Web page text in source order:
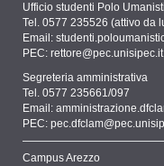
Ufficio studenti Polo
Tel. 0577 235526 (attivo da
Email:
PEC: rettore@pec.unisipec.it
Segreteria amministrativa
Tel. 0577 235661/097
Email:
PEC:
Campus Arezzo